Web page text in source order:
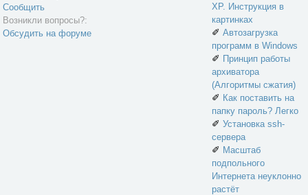
Сообщить
Возникли вопросы?:
Обсудить на форуме
XP. Инструкция в
картинках
✐ Автозагрузка
программ в Windows
✐ Принцип работы
архиватора
(Алгоритмы сжатия)
✐ Как поставить на
папку пароль? Легко
✐ Установка ssh-
сервера
✐ Масштаб
подпольного
Интернета неуклонно
растёт